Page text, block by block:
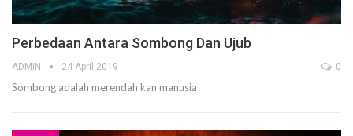
Perbedaan Antara Sombong Dan Ujub
ADMIN 24 April 2019 0
Sombong adalah merendah kan manusia